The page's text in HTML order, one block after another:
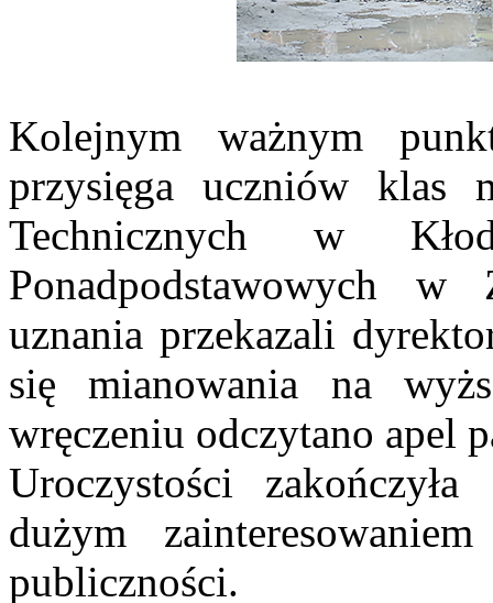
Kolejnym ważnym
przysięga uczniów klas
Technicznych w
Ponadpodstawowych
uznania przekazali
się mianowania na
wręczeniu odczytano apel
Uroczystości
dużym
publiczności.